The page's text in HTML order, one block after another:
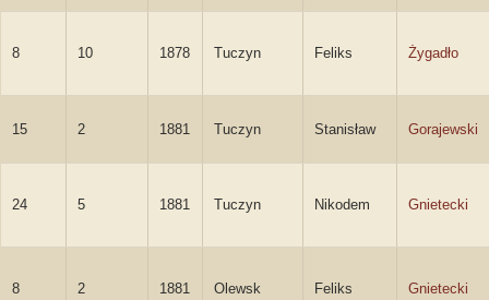
8 10 1878 Tuczyn Feliks Żygadło
15 2 1881 Tuczyn Stanisław Gorajewski
24 5 1881 Tuczyn Nikodem Gnietecki
8 2 1881 Olewsk Feliks Gnietecki